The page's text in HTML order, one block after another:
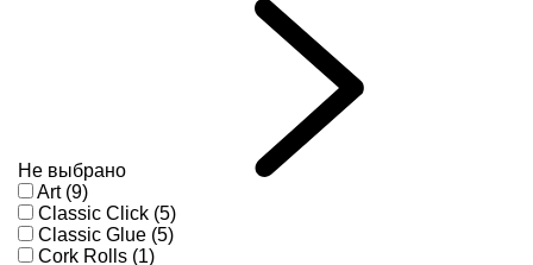
Не выбрано
Art (9)
Classic Click (5)
Classic Glue (5)
Cork Rolls (1)